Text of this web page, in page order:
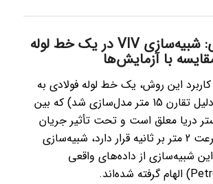
مطالعه موردی: شبیه‌سازی VIV در یک خط لوله
با آزمایش‌ها
این روش، یک خط لوله فولادی به
طول 30 متر (به دلیل تقارن 15 متر مدل‌سازی شد) که بین
دریا معلق است و تحت تأثیر جریان
متقاطع آب با سرعت 2 متر بر ثانیه قرار دارد، شبیه‌سازی
شبیه‌سازی از داده‌های واقعی